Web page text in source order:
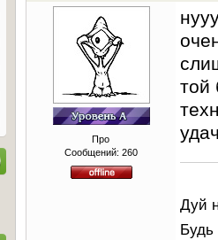
Про
Сообщений: 260
той
Дуй